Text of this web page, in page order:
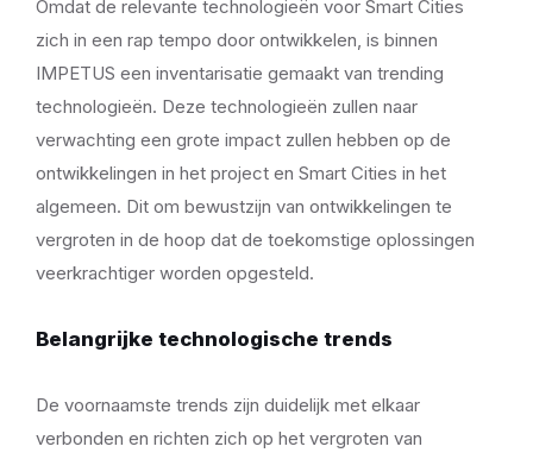
Omdat de relevante technologieën voor Smart Cities
zich in een rap tempo door ontwikkelen, is binnen
IMPETUS een inventarisatie gemaakt van trending
technologieën. Deze technologieën zullen naar
verwachting een grote impact zullen hebben op de
ontwikkelingen in het project en Smart Cities in het
algemeen. Dit om bewustzijn van ontwikkelingen te
vergroten in de hoop dat de toekomstige oplossingen
veerkrachtiger worden opgesteld.
Belangrijke technologische trends
De voornaamste trends zijn duidelijk met elkaar
verbonden en richten zich op het vergroten van